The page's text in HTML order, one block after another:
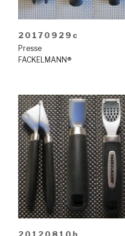
20170929c
Presse
FACKELMANN®